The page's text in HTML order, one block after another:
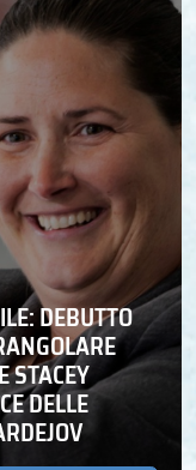
DEBUTTO
STACEY
DELLE